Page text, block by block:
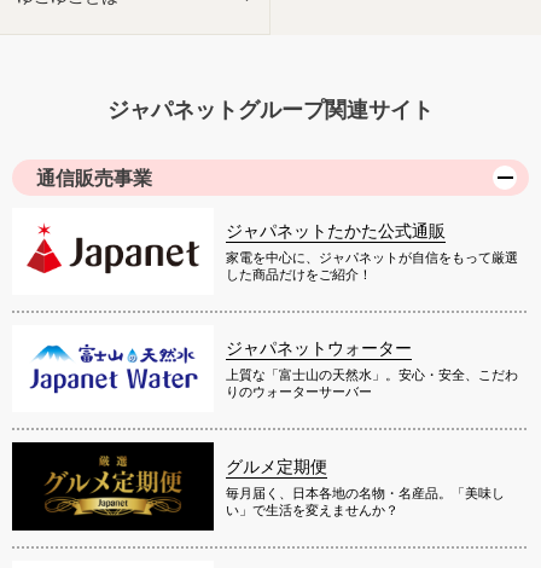
ジャパネットグループ関連サイト
通信販売事業
ジャパネットたかた公式通販
家電を中心に、ジャパネットが自信をもって厳選
した商品だけをご紹介！
ジャパネットウォーター
上質な「富士山の天然水」。安心・安全、こだわ
りのウォーターサーバー
グルメ定期便
毎月届く、日本各地の名物・名産品。「美味し
い」で生活を変えませんか？